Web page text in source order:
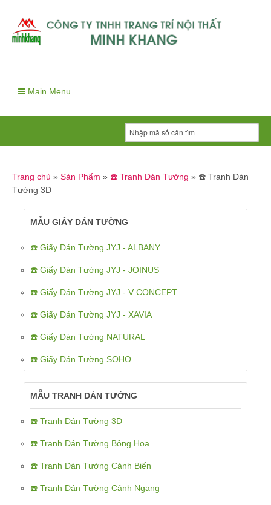
Main Menu
Trang chủ » Sản Phẩm » ☎️ Tranh Dán Tường » ☎️ Tranh Dán
Tường 3D
MẪU GIẤY DÁN TƯỜNG
☎️ Giấy Dán Tường JYJ - ALBANY
☎️ Giấy Dán Tường JYJ - JOINUS
☎️ Giấy Dán Tường JYJ - V CONCEPT
☎️ Giấy Dán Tường JYJ - XAVIA
☎️ Giấy Dán Tường NATURAL
☎️ Giấy Dán Tường SOHO
MẪU TRANH DÁN TƯỜNG
☎️ Tranh Dán Tường 3D
☎️ Tranh Dán Tường Bông Hoa
☎️ Tranh Dán Tường Cảnh Biển
☎️ Tranh Dán Tường Cảnh Ngang